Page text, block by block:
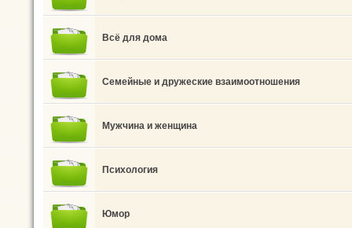
Всё для дома
Семейные и дружеские взаимоотношения
Мужчина и женщина
Психология
Юмор